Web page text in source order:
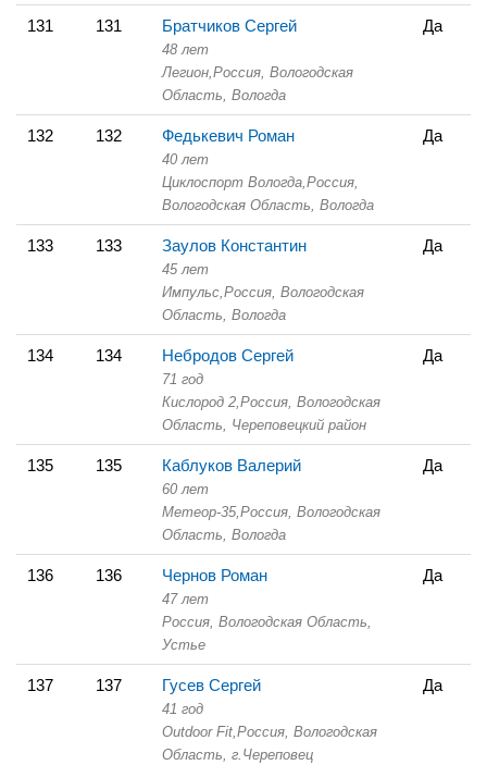
131 131 Братчиков Сергей
48 лет
Легион, Россия, Вологодская
Область, Вологда
Да
132 132 Федькевич Роман
40 лет
Циклоспорт Вологда, Россия,
Вологодская Область, Вологда
Да
133 133 Заулов Константин
45 лет
Импульс, Россия, Вологодская
Область, Вологда
Да
134 134 Небродов Сергей
71 год
Кислород 2, Россия, Вологодская
Область,
Череповецкий район
Да
135 135 Каблуков Валерий
60 лет
Метеор-35, Россия, Вологодская
Область, Вологда
Да
136 136 Чернов Роман
47 лет
Россия, Вологодская Область,
Устье
Да
137 137 Гусев Сергей
41 год
Outdoor Fit, Россия, Вологодская
Область, г.Череповец
Да